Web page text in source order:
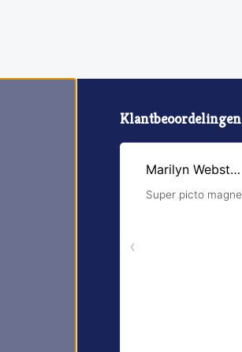
Klantbeoordelingen